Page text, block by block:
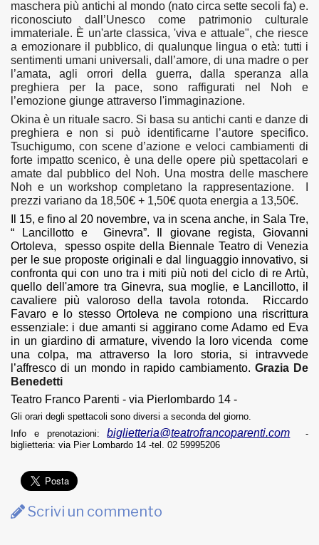
maschera più antichi al mondo (nato circa sette secoli fa) e.
riconosciuto dall’Unesco come patrimonio culturale
immateriale. È un'arte classica, 'viva e attuale", che riesce
a emozionare il pubblico, di qualunque lingua o età: tutti i
sentimenti umani universali, dall’amore, di una madre o per
l’amata, agli orrori della guerra, dalla speranza alla
preghiera per la pace, sono raffigurati nel Noh e
l’emozione giunge attraverso l'immaginazione.
Okina è un rituale sacro. Si basa su antichi canti e danze di
preghiera e non si può identificarne l’autore specifico.
Tsuchigumo, con scene d’azione e veloci cambiamenti di
forte impatto scenico, è una delle opere più spettacolari e
amate dal pubblico del Noh. Una mostra delle maschere
Noh e un workshop completano la rappresentazione. I
prezzi variano da 18,50€ + 1,50€ quota energia a 13,50€.
Il 15, e fino al 20 novembre, va in scena anche, in Sala Tre,
“ Lancillotto e Ginevra”. Il giovane regista, Giovanni
Ortoleva, spesso ospite della Biennale Teatro di Venezia
per le sue proposte originali e dal linguaggio innovativo, si
confronta qui con uno tra i miti più noti del ciclo di re Artù,
quello dell'amore tra Ginevra, sua moglie, e Lancillotto, il
cavaliere più valoroso della tavola rotonda. Riccardo
Favaro e lo stesso Ortoleva ne compiono una riscrittura
essenziale: i due amanti si aggirano come Adamo ed Eva
in un giardino di armature, vivendo la loro vicenda come
una colpa, ma attraverso la loro storia, si intravvede
l’affresco di un mondo in rapido cambiamento.Grazia De
Benedetti
Teatro Franco Parenti - via Pierlombardo 14 -
Gli orari degli spettacoli sono diversi a seconda del giorno.
Info e prenotazioni:biglietteria@teatrofrancoparenti.com -
biglietteria: via Pier Lombardo 14 -tel. 02 59995206
Scrivi un commento